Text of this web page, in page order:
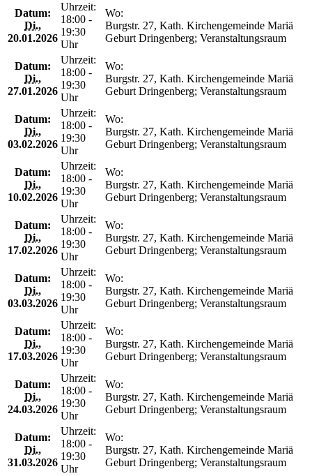
Datum:
Di.,
20.01.2026
Uhrzeit:
18:00 -
19:30
Uhr
Wo:
Burgstr. 27, Kath. Kirchengemeinde Mariä
Geburt Dringenberg; Veranstaltungsraum
Datum:
Di.,
27.01.2026
Uhrzeit:
18:00 -
19:30
Uhr
Wo:
Burgstr. 27, Kath. Kirchengemeinde Mariä
Geburt Dringenberg; Veranstaltungsraum
Datum:
Di.,
03.02.2026
Uhrzeit:
18:00 -
19:30
Uhr
Wo:
Burgstr. 27, Kath. Kirchengemeinde Mariä
Geburt Dringenberg; Veranstaltungsraum
Datum:
Di.,
10.02.2026
Uhrzeit:
18:00 -
19:30
Uhr
Wo:
Burgstr. 27, Kath. Kirchengemeinde Mariä
Geburt Dringenberg; Veranstaltungsraum
Datum:
Di.,
17.02.2026
Uhrzeit:
18:00 -
19:30
Uhr
Wo:
Burgstr. 27, Kath. Kirchengemeinde Mariä
Geburt Dringenberg; Veranstaltungsraum
Datum:
Di.,
03.03.2026
Uhrzeit:
18:00 -
19:30
Uhr
Wo:
Burgstr. 27, Kath. Kirchengemeinde Mariä
Geburt Dringenberg; Veranstaltungsraum
Datum:
Di.,
17.03.2026
Uhrzeit:
18:00 -
19:30
Uhr
Wo:
Burgstr. 27, Kath. Kirchengemeinde Mariä
Geburt Dringenberg; Veranstaltungsraum
Datum:
Di.,
24.03.2026
Uhrzeit:
18:00 -
19:30
Uhr
Wo:
Burgstr. 27, Kath. Kirchengemeinde Mariä
Geburt Dringenberg; Veranstaltungsraum
Datum:
Di.,
31.03.2026
Uhrzeit:
18:00 -
19:30
Uhr
Wo:
Burgstr. 27, Kath. Kirchengemeinde Mariä
Geburt Dringenberg; Veranstaltungsraum